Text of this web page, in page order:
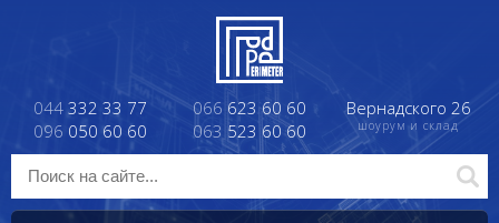
044 332 33 77
096 050 60 60
066 623 60 60
063 523 60 60
Вернадского 26
шоурум и склад